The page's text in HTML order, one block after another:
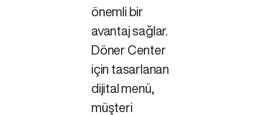
önemli bir
avantaj sağlar.
Döner Center
için tasarlanan
dijital menü,
müşteri